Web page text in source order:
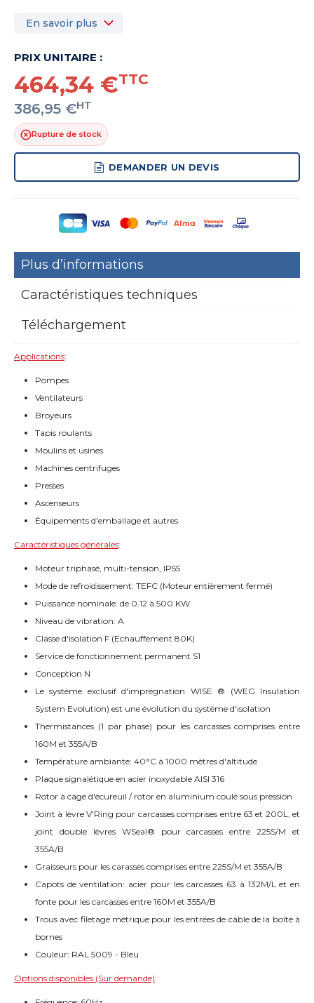
En savoir plus
PRIX UNITAIRE :
464,34 €TTC
386,95 €HT
Rupture de stock
DEMANDER UN DEVIS
Plus d’informations
Caractéristiques techniques
Téléchargement
Applications:
Pompes
Ventilateurs
Broyeurs
Tapis roulants
Moulins et usines
Machines centrifuges
Presses
Ascenseurs
Équipements d'emballage et autres
Caractéristiques générales:
Moteur triphasé, multi-tension, IP55
Mode de refroidissement: TEFC (Moteur entièrement fermé)
Puissance nominale: de 0.12 à 500 KW
Niveau de vibration: A
Classe d'isolation F (Echauffement 80K)
Service de fonctionnement permanent S1
Conception N
Le système exclusif d'imprégnation WISE ® (WEG Insulation
System Evolution) est une évolution du système d'isolation
Thermistances (1 par phase) pour les carcasses comprises entre
160M et 355A/B
Température ambiante: 40°C à 1000 mètres d'altitude
Plaque signalétique en acier inoxydable AISI 316
Rotor à cage d'écureuil / rotor en aluminium coulé sous pression
Joint à lèvre V'Ring pour carcasses comprises entre 63 et 200L, et
joint double lèvres WSeal® pour carcasses entre 225S/M et
355A/B
Graisseurs pour les carasses comprises entre 225S/M et 355A/B
Capots de ventilation: acier pour les carcasses 63 à 132M/L et en
fonte pour les carcasses entre 160M et 355A/B
Trous avec filetage métrique pour les entrées de câble de la boîte à
bornes
Couleur: RAL 5009 - Bleu
Options disponibles (Sur demande):